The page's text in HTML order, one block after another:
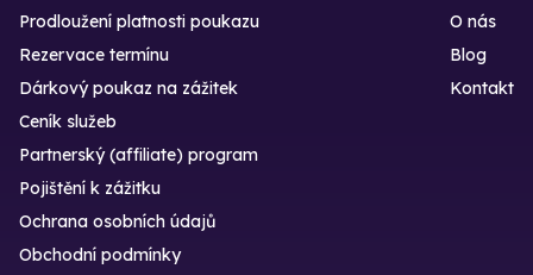
Prodloužení platnosti poukazu
Rezervace termínu
Dárkový poukaz na zážitek
O nás
Blog
Kontakt
Ceník služeb
Partnerský (affiliate) program
Pojištění k zážitku
Ochrana osobních údajů
Obchodní podmínky